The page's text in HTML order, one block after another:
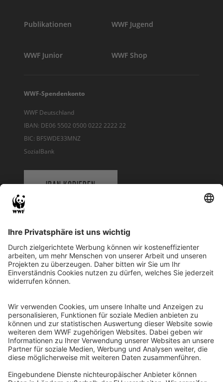
Publikationen WWF Jugend
WWF Junior WWF Shop
WWF-Spendenkonto
WWF Deutschland
IBAN: DE06 5502 0500 0222 2222 22
BIC: BFSWDE33MNZ
SozialBank
IBAN KOPIEREN
WWF Deutschland
Reinhardtstr. 18
10117 Berlin
Ihre Spende kann steuerlich geltend gemacht werden
Registriert als Stiftung WWF Deutschland, Senatsverwaltung für
Justiz Berlin, Az: 3416/976/2
Umsatzsteuer-Identifikationsnummer: DE 114236103
Freistellungsbescheid: Als gemeinnützige Körperschaft befreit